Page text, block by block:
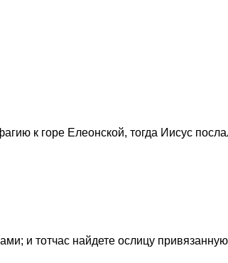
к горе Елеонской, тогда Иисус
и тотчас найдете ослицу